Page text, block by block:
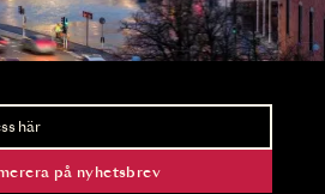
och biljettsläpp.
på nyhetsbrev